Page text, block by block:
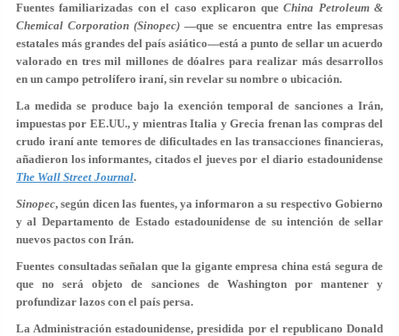
Fuentes familiarizadas con el caso explicaron queChina Petroleum &
Chemical Corporation (Sinopec) —que se encuentra entre las empresas
estatales más grandes del país asiático—está a punto de sellar un acuerdo
valorado en tres mil millones de dóalres para realizar más desarrollos
en un campo petrolífero iraní, sin revelar su nombre o ubicación.
La medida se produce bajo la exención temporal de sanciones a Irán,
impuestas por EE.UU., y mientras Italia y Grecia frenan las compras del
crudo iraní ante temores de dificultades en las transacciones financieras,
añadieron los informantes, citados el jueves por el diario estadounidense
The Wall Street Journal.
Sinopec, según dicen las fuentes, ya informaron a su respectivo Gobierno
y al Departamento de Estado estadounidense de su intención de sellar
nuevos pactos con Irán.
Fuentes consultadas señalan que la gigante empresa china está segura de
que no será objeto de sanciones de Washington por mantener y
profundizar lazos con el país persa.
La Administración estadounidense, presidida por el republicano Donald